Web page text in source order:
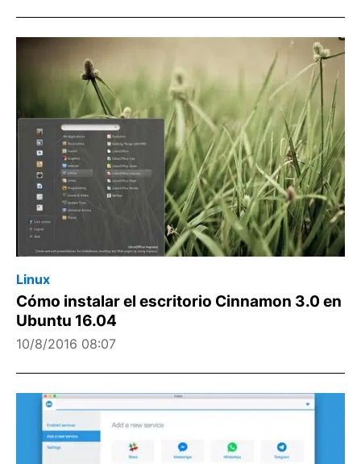
Linux
Cómo instalar el escritorio Cinnamon 3.0 en
Ubuntu 16.04
10/8/2016 08:07